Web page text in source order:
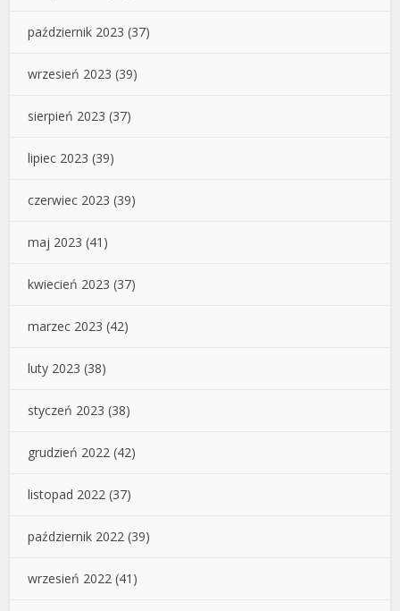
październik 2023 (37)
wrzesień 2023 (39)
sierpień 2023 (37)
lipiec 2023 (39)
czerwiec 2023 (39)
maj 2023 (41)
kwiecień 2023 (37)
marzec 2023 (42)
luty 2023 (38)
styczeń 2023 (38)
grudzień 2022 (42)
listopad 2022 (37)
październik 2022 (39)
wrzesień 2022 (41)